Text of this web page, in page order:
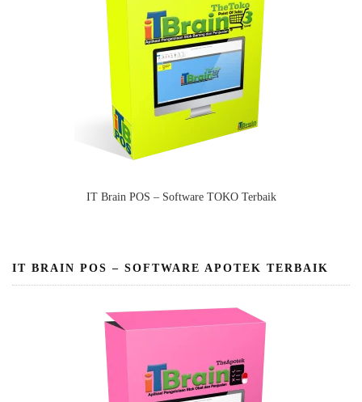
IT Brain POS – Software TOKO Terbaik
IT BRAIN POS – SOFTWARE APOTEK TERBAIK